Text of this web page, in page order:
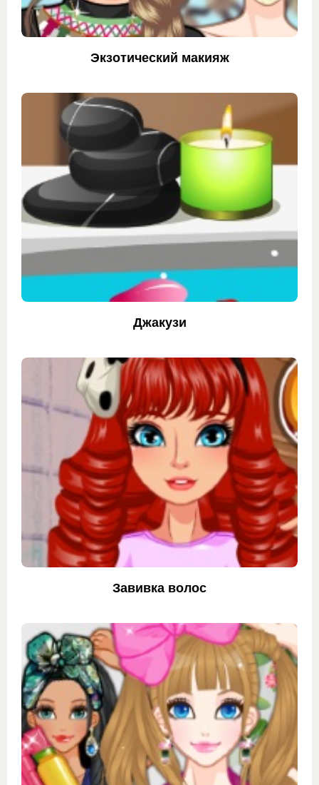
Экзотический макияж
Джакузи
Завивка волос